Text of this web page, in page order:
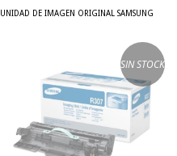
UNIDAD DE IMAGEN ORIGINAL SAMSUNG
SIN STOCK